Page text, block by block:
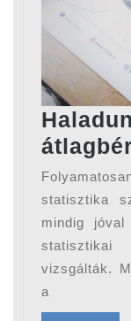
statisztika
mindig
statisztikai
vizsgálták.
a